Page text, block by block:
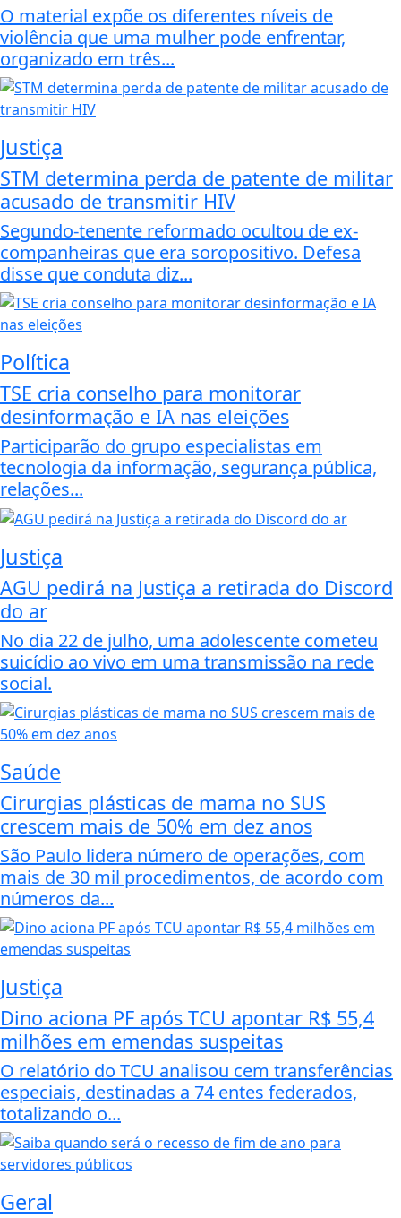
O material expõe os diferentes níveis de
violência que uma mulher pode enfrentar,
organizado em três...
Justiça
STM determina perda de patente de militar
acusado de transmitir HIV
Segundo-tenente reformado ocultou de ex-
companheiras que era soropositivo. Defesa
disse que conduta diz...
Política
TSE cria conselho para monitorar
desinformação e IA nas eleições
Participarão do grupo especialistas em
tecnologia da informação, segurança pública,
relações...
Justiça
AGU pedirá na Justiça a retirada do Discord
do ar
No dia 22 de julho, uma adolescente cometeu
suicídio ao vivo em uma transmissão na rede
social.
Saúde
Cirurgias plásticas de mama no SUS
crescem mais de 50% em dez anos
São Paulo lidera número de operações, com
mais de 30 mil procedimentos, de acordo com
números da...
Justiça
Dino aciona PF após TCU apontar R$ 55,4
milhões em emendas suspeitas
O relatório do TCU analisou cem transferências
especiais, destinadas a 74 entes federados,
totalizando o...
Geral